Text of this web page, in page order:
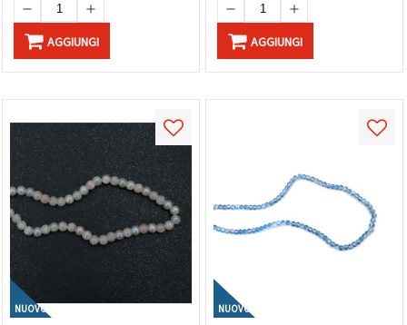
AGGIUNGI AGGIUNGI
NUOVO NUOVO